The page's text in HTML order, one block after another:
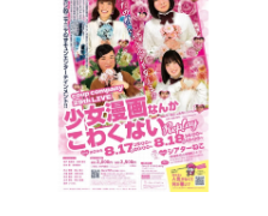
ず、その場に存在し続ける。監視
者なのか、なにかを促すモノリス
なのか。感覚的なようで、人物た
ちの感情は一連のストーリーとし
て確かに繋がってるニュースタン
ダード会話劇。